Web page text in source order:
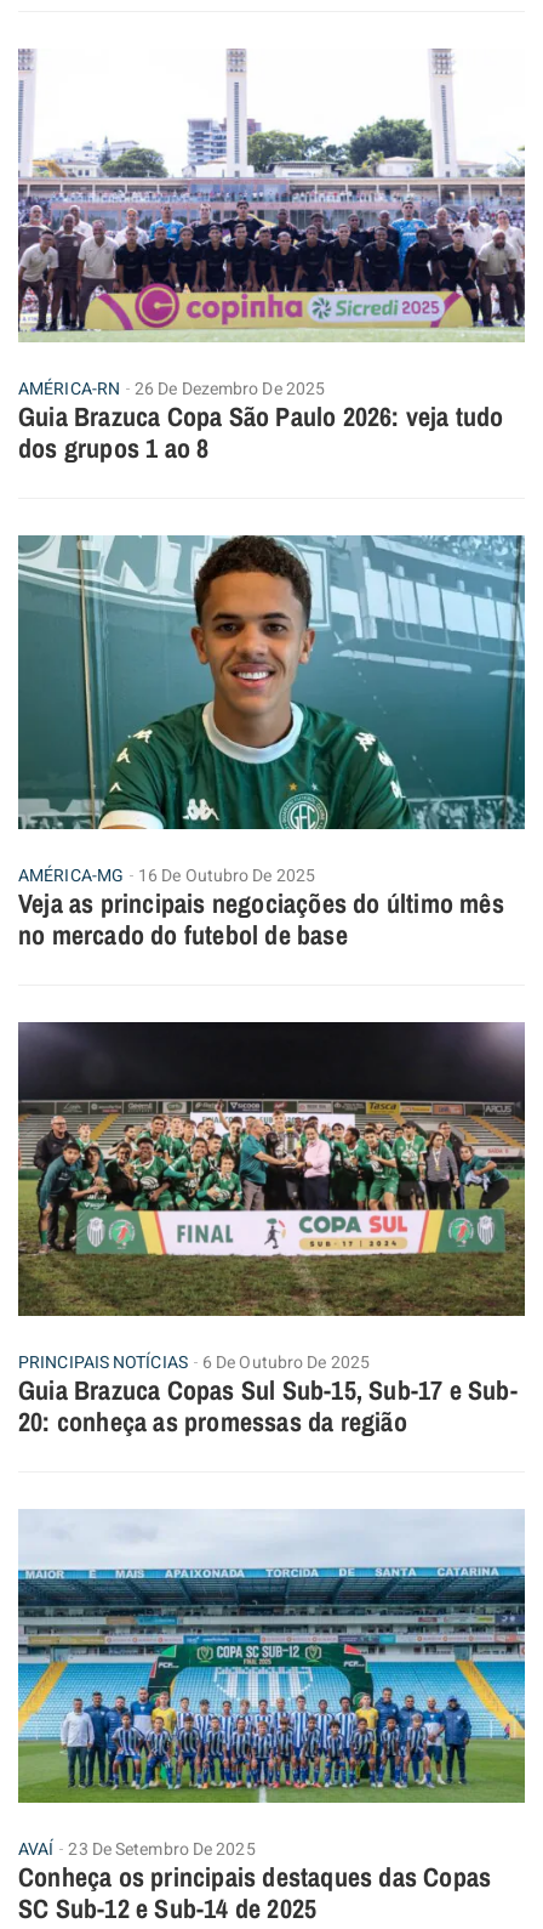
AMÉRICA-RN 26 De Dezembro De 2025
Guia Brazuca Copa São Paulo 2026: veja tudo
dos grupos 1 ao 8
AMÉRICA-MG 16 De Outubro De 2025
Veja as principais negociações do último mês
no mercado do futebol de base
PRINCIPAIS NOTÍCIAS 6 De Outubro De 2025
Guia Brazuca Copas Sul Sub-15, Sub-17 e Sub-
20: conheça as promessas da região
AVAÍ 23 De Setembro De 2025
Conheça os principais destaques das Copas
SC Sub-12 e Sub-14 de 2025